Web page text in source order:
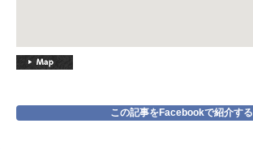
この記事をFacebookで紹介する